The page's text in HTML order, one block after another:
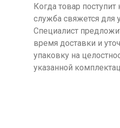
Когда товар поступит
служба свяжется для
Специалист
время доставки и
упаковку на
указанной